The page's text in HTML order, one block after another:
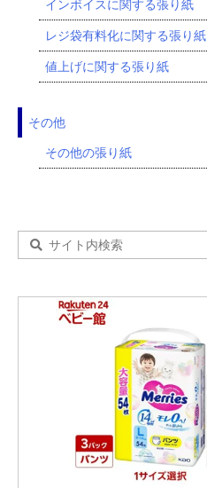
インボイスに関する張り紙
レジ袋有料化に関する張り紙
値上げに関する張り紙
その他
その他の張り紙